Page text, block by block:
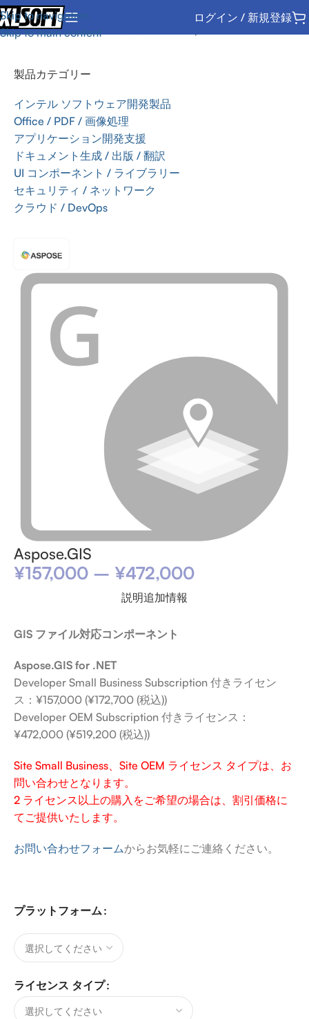
Skip to navigation
Skip to main content
ログイン / 新規登録
ホーム/Office / PDF / 画像処理
製品カテゴリー
インテル ソフトウェア開発製品
Office / PDF / 画像処理
アプリケーション開発支援
ドキュメント生成 / 出版 / 翻訳
UI コンポーネント / ライブラリー
セキュリティ / ネットワーク
クラウド / DevOps
Aspose.GIS
¥157,000 – ¥472,000
説明追加情報
GIS ファイル対応コンポーネント
Aspose.GIS for .NET
Developer Small Business Subscription 付きライセン
ス：¥157,000 (¥172,700 (税込))
Developer OEM Subscription 付きライセンス：
¥472,000 (¥519,200 (税込))
Site Small Business、Site OEM ライセンス タイプは、お
問い合わせとなります。
2 ライセンス以上の購入をご希望の場合は、割引価格に
てご提供いたします。
お問い合わせフォームからお気軽にご連絡ください。
プラットフォーム
ライセンス タイプ